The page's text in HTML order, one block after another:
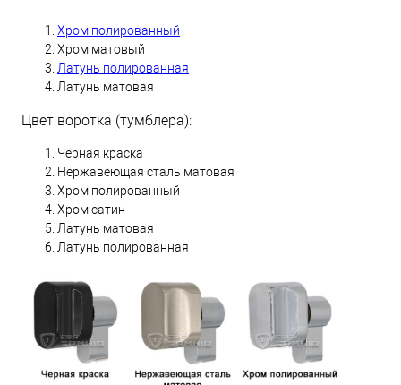
Хром полированный
Хром матовый
Латунь полированная
Латунь матовая
Цвет воротка (тумблера):
Черная краска
Нержавеющая сталь матовая
Хром полированный
Хром сатин
Латунь матовая
Латунь полированная